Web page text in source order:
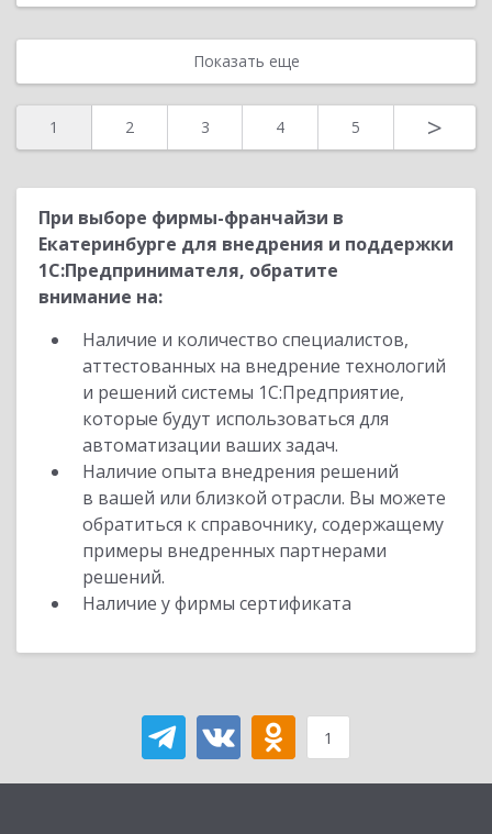
Показать еще
1 2 3 4 5 >
При выборе фирмы-франчайзи в
Екатеринбурге для внедрения и поддержки
1С:Предпринимателя, обратите
внимание на:
Наличие и количество специалистов,
аттестованных на внедрение технологий
и решений системы 1С:Предприятие,
которые будут использоваться для
автоматизации ваших задач.
Наличие опыта внедрения решений
в вашей или близкой отрасли. Вы можете
обратиться к справочнику, содержащему
примеры внедренных партнерами
решений.
Наличие у фирмы сертификата
1